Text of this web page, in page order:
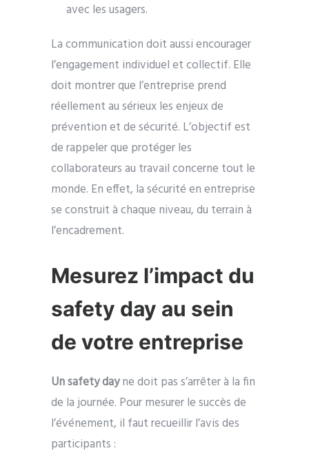
avec les usagers.
La communication doit aussi encourager
l’engagement individuel et collectif. Elle
doit montrer que l’entreprise prend
réellement au sérieux les enjeux de
prévention et de sécurité. L’objectif est
de rappeler que protéger les
collaborateurs au travail concerne tout le
monde. En effet, la sécurité en entreprise
se construit à chaque niveau, du terrain à
l’encadrement.
Mesurez l’impact du
safety day au sein
de votre entreprise
Un safety dayne doit pas s’arrêter à la fin
de la journée. Pour mesurer le succès de
l’événement, il faut recueillir l’avis des
participants :